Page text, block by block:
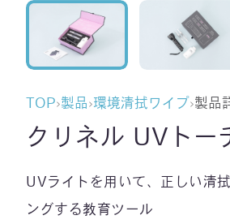
TOP›製品›環境清拭ワイプ›製品
クリネル UVトー
UVライトを用いて、正しい清
ングする教育ツール